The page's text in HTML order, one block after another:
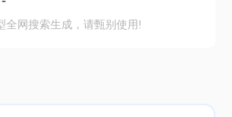
全网搜索生成，请甄别使用!